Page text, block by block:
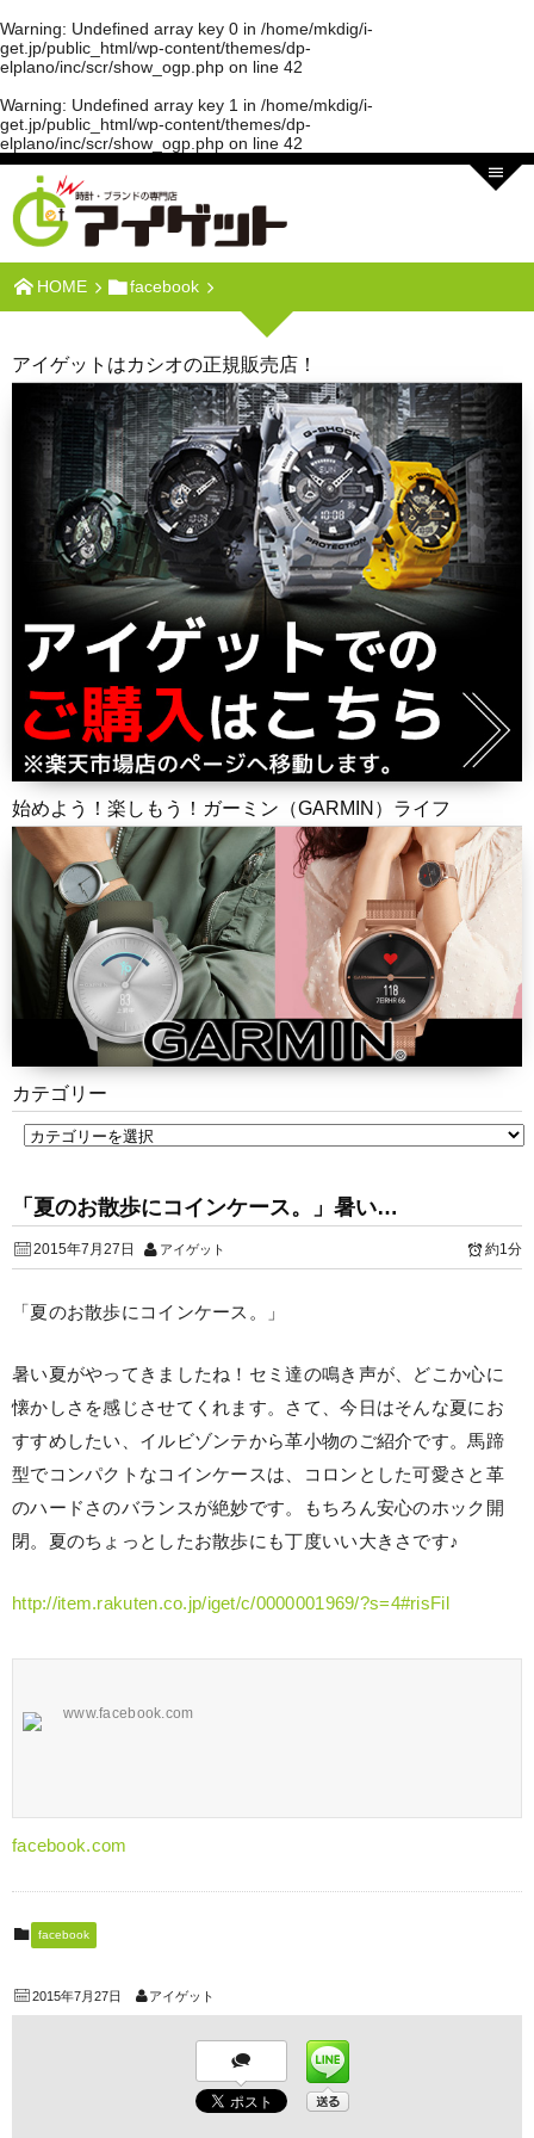
Warning: Undefined array key 0 in /home/mkdig/i-
get.jp/public_html/wp-content/themes/dp-
elplano/inc/scr/show_ogp.php on line 42
Warning: Undefined array key 1 in /home/mkdig/i-
get.jp/public_html/wp-content/themes/dp-
elplano/inc/scr/show_ogp.php on line 42
HOME facebook
アイゲットはカシオの正規販売店！
始めよう！楽しもう！ガーミン（GARMIN）ライフ
カテゴリー
「夏のお散歩にコインケース。」暑い…
2015年7月27日 アイゲット 約1分
「夏のお散歩にコインケース。」
暑い夏がやってきましたね！セミ達の鳴き声が、どこか心に
懐かしさを感じさせてくれます。さて、今日はそんな夏にお
すすめしたい、イルビゾンテから革小物のご紹介です。馬蹄
型でコンパクトなコインケースは、コロンとした可愛さと革
のハードさのバランスが絶妙です。もちろん安心のホック開
閉。夏のちょっとしたお散歩にも丁度いい大きさです♪
http://item.rakuten.co.jp/iget/c/0000001969/?s=4#risFil
www.facebook.com
facebook.com
facebook
2015年7月27日 アイゲット